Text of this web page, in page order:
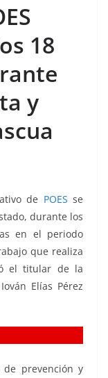
ar
e18
y
de POES se
durante los
en el periodo
que realiza
el titular de la
Elías Pérez
de prevención y